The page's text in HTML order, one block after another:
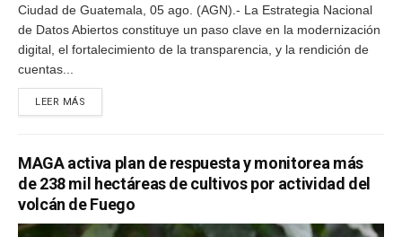
Ciudad de Guatemala, 05 ago. (AGN).- La Estrategia Nacional
de Datos Abiertos constituye un paso clave en la modernización
digital, el fortalecimiento de la transparencia, y la rendición de
cuentas...
LEER MÁS
MAGA activa plan de respuesta y monitorea más
de 238 mil hectáreas de cultivos por actividad del
volcán de Fuego